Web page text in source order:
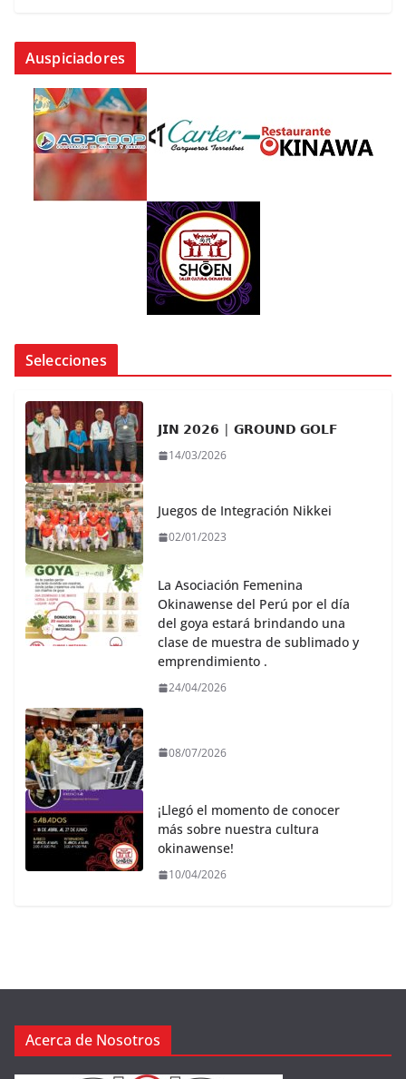
Auspiciadores
Selecciones
𝗝𝗜𝗡 𝟮𝟬𝟮𝟲 | 𝗚𝗥𝗢𝗨𝗡𝗗 𝗚𝗢𝗟𝗙
14/03/2026
Juegos de Integración Nikkei
02/01/2023
La Asociación Femenina
Okinawense del Perú por el día
del goya estará brindando una
clase de muestra de sublimado y
emprendimiento .
24/04/2026
08/07/2026
¡Llegó el momento de conocer
más sobre nuestra cultura
okinawense!
10/04/2026
Acerca de Nosotros